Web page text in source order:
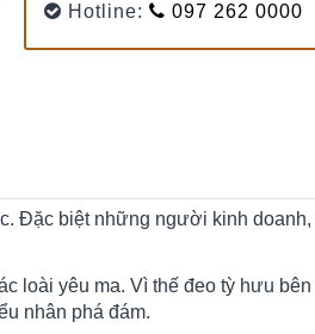
Hotline:
097 262 0000
Đặc biệt những người kinh
loài yêu ma. Vì thế đeo tỳ hưu
nhân phá đám.